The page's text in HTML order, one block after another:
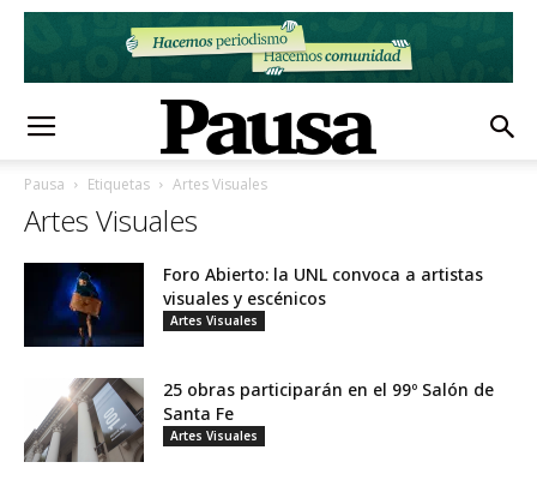
Pausa Etiquetas Artes Visuales
Artes Visuales
Foro Abierto: la UNL convoca a artistas
visuales y escénicos
Artes Visuales
25 obras participarán en el 99º Salón de
Santa Fe
Artes Visuales